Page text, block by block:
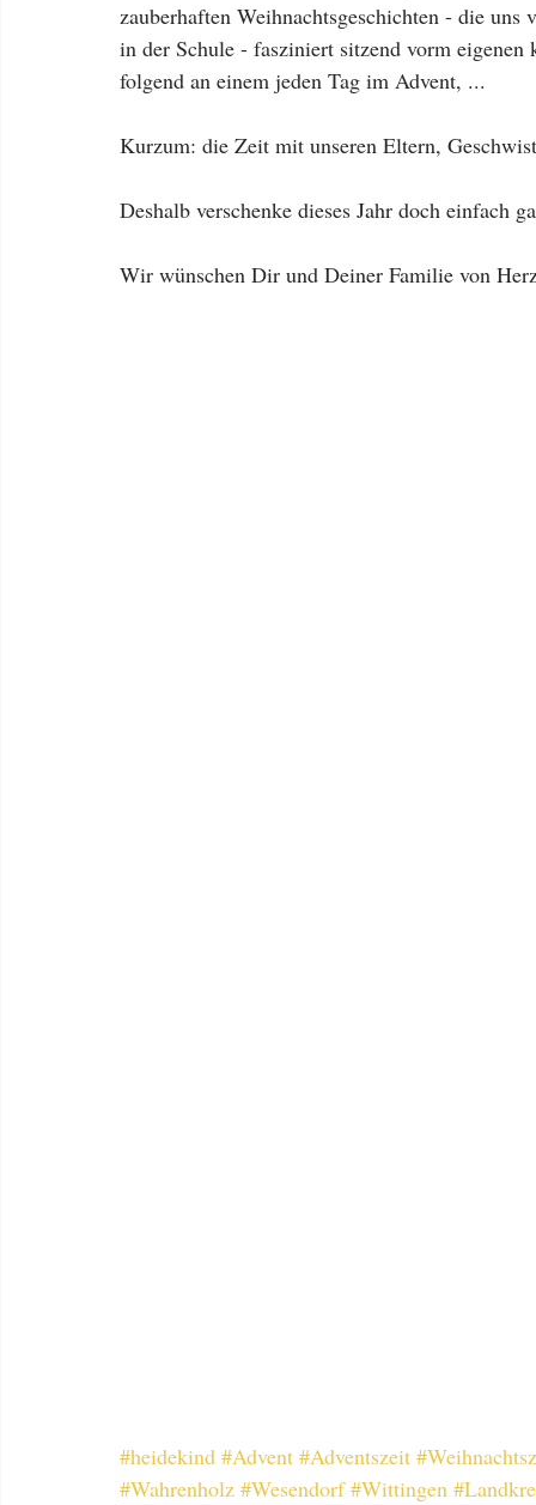
zauberhaften Weihnachtsgeschichten - die
in der Schule - fasziniert sitzend vorm
folgend an einem jeden Tag im Advent, ...
Kurzum: die Zeit mit unseren Eltern,
Deshalb verschenke dieses Jahr doch einfach
Wir wünschen Dir und Deiner Familie von
#heidekind #Advent #Adventszeit
#Wahrenholz #Wesendorf #Wittingen